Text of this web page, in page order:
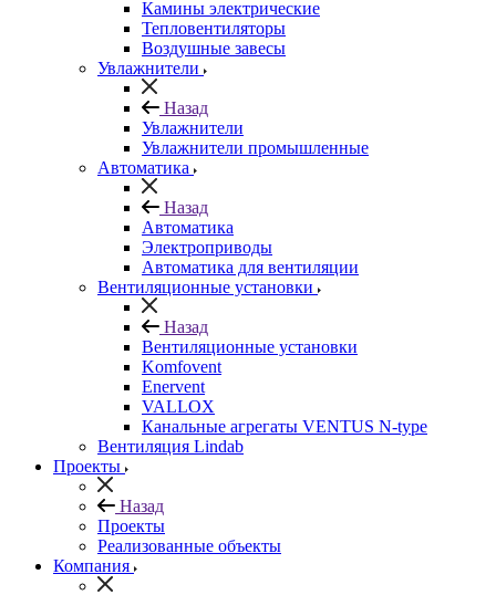
Камины электрические
Тепловентиляторы
Воздушные завесы
Увлажнители
Назад
Увлажнители
Увлажнители промышленные
Автоматика
Назад
Автоматика
Электроприводы
Автоматика для вентиляции
Вентиляционные установки
Назад
Вентиляционные установки
Komfovent
Enervent
VALLOX
Канальные агрегаты VENTUS N-type
Вентиляция Lindab
Проекты
Назад
Проекты
Реализованные объекты
Компания